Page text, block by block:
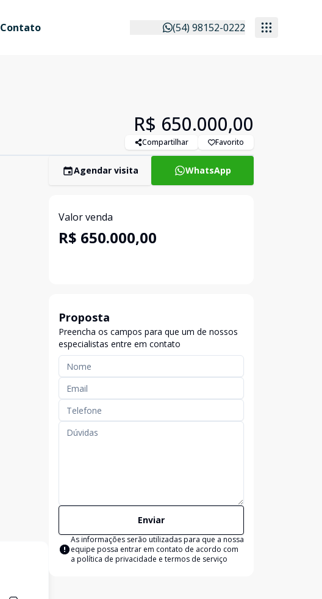
Contato (54) 98152-0222
R$ 650.000,00
Compartilhar Favorito
Agendar visita WhatsApp
Valor venda
R$ 650.000,00
Proposta
Preencha os campos para que um de nossos
especialistas entre em contato
Enviar
As informações serão utilizadas para que a nossa
equipe possa entrar em contato de acordo com
a política de privacidade e termos de serviço